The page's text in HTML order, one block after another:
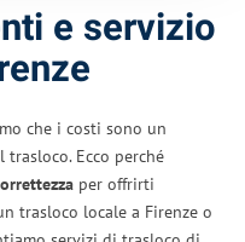
e servizio
che i costi sono un
Ecco perché
per offrirti
trasloco locale a Firenze o